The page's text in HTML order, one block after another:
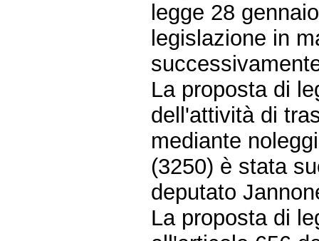
legge 28
legislazione in
La proposta di
dell'attività di
mediante
(3250) è stata
deputato
La proposta di